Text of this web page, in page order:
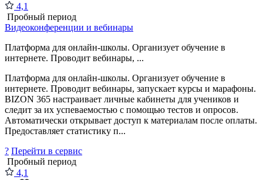
4,1
Пробный период
Видеоконференции и вебинары
Платформа для онлайн-школы. Организует обучение в
интернете. Проводит вебинары, ...
Платформа для онлайн-школы. Организует обучение в
интернете. Проводит вебинары, запускает курсы и марафоны.
BIZON 365 настраивает личные кабинеты для учеников и
следит за их успеваемостью с помощью тестов и опросов.
Автоматически открывает доступ к материалам после оплаты.
Предоставляет статистику п...
? Перейти в сервис
Пробный период
4,1